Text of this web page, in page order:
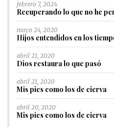
febrero 7, 2024
Recuperando lo que no he
mayo 24, 2020
Hijos entendidos en los
abril 21, 2020
Dios restaura lo que pasó
abril 21, 2020
Mis pies como los de cierva
abril 20, 2020
Mis pies como los de cierva